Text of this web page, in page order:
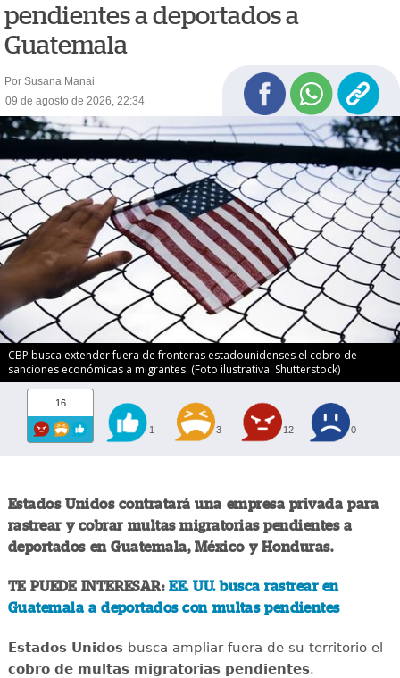
pendientes a deportados a
Guatemala
Por Susana Manai
09 de agosto de 2026, 22:34
CBP busca extender fuera de fronteras estadounidenses el cobro de
sanciones económicas a migrantes. (Foto ilustrativa: Shutterstock)
16
1 3 12 0
Estados Unidos contratará una empresa privada para
rastrear y cobrar multas migratorias pendientes a
deportados en Guatemala, México y Honduras.
TE PUEDE INTERESAR:EE. UU. busca rastrear en
Guatemala a deportados con multas pendientes
Estados Unidosbusca ampliar fuera de su territorio el
cobro de multas migratorias pendientes.